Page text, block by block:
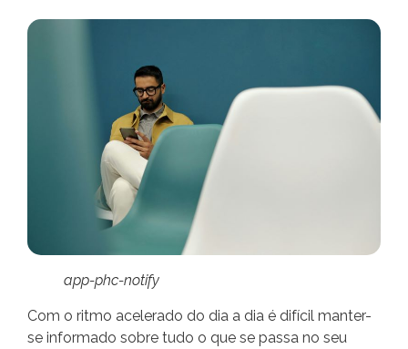
app-phc-notify
Com o ritmo acelerado do dia a dia é difícil manter-
se informado sobre tudo o que se passa no seu